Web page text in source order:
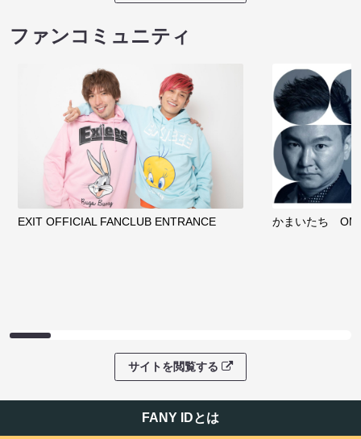
ファンコミュニティ
EXIT OFFICIAL FANCLUB ENTRANCE かまいたち
サイトを閲覧する
FANY IDとは